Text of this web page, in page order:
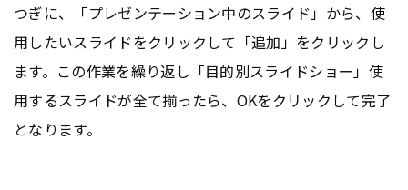
つぎに、「プレゼンテーション中のスライド」から、使
用したいスライドをクリックして「追加」をクリックし
ます。この作業を繰り返し「目的別スライドショー」使
用するスライドが全て揃ったら、OKをクリックして完了
となります。